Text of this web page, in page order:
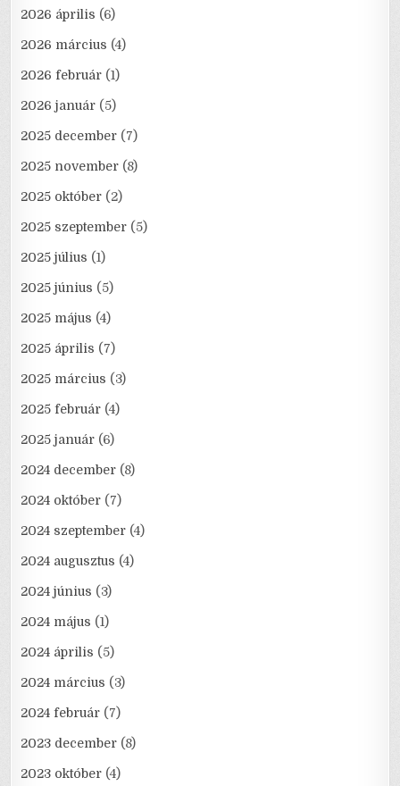
2026 április (6)
2026 március (4)
2026 február (1)
2026 január (5)
2025 december (7)
2025 november (8)
2025 október (2)
2025 szeptember (5)
2025 július (1)
2025 június (5)
2025 május (4)
2025 április (7)
2025 március (3)
2025 február (4)
2025 január (6)
2024 december (8)
2024 október (7)
2024 szeptember (4)
2024 augusztus (4)
2024 június (3)
2024 május (1)
2024 április (5)
2024 március (3)
2024 február (7)
2023 december (8)
2023 október (4)